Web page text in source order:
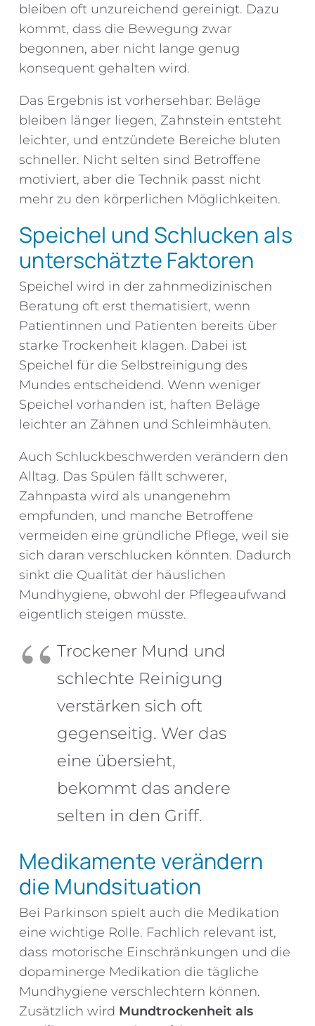
bleiben oft unzureichend gereinigt. Dazu
kommt, dass die Bewegung zwar
begonnen, aber nicht lange genug
konsequent gehalten wird.
Das Ergebnis ist vorhersehbar: Beläge
bleiben länger liegen, Zahnstein entsteht
leichter, und entzündete Bereiche bluten
schneller. Nicht selten sind Betroffene
motiviert, aber die Technik passt nicht
mehr zu den körperlichen Möglichkeiten.
Speichel und Schlucken als
unterschätzte Faktoren
Speichel wird in der zahnmedizinischen
Beratung oft erst thematisiert, wenn
Patientinnen und Patienten bereits über
starke Trockenheit klagen. Dabei ist
Speichel für die Selbstreinigung des
Mundes entscheidend. Wenn weniger
Speichel vorhanden ist, haften Beläge
leichter an Zähnen und Schleimhäuten.
Auch Schluckbeschwerden verändern den
Alltag. Das Spülen fällt schwerer,
Zahnpasta wird als unangenehm
empfunden, und manche Betroffene
vermeiden eine gründliche Pflege, weil sie
sich daran verschlucken könnten. Dadurch
sinkt die Qualität der häuslichen
Mundhygiene, obwohl der Pflegeaufwand
eigentlich steigen müsste.
Trockener Mund und
schlechte Reinigung
verstärken sich oft
gegenseitig. Wer das
eine übersieht,
bekommt das andere
selten in den Griff.
Medikamente verändern
die Mundsituation
Bei Parkinson spielt auch die Medikation
eine wichtige Rolle. Fachlich relevant ist,
dass motorische Einschränkungen und die
dopaminerge Medikation die tägliche
Mundhygiene verschlechtern können.
Zusätzlich wird Mundtrockenheit als